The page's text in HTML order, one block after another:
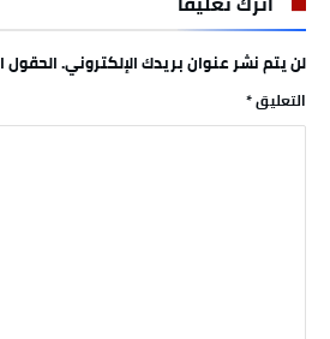
لن يتم نشر عنوان بريدك الإلكتروني.الحقول
التعليق*